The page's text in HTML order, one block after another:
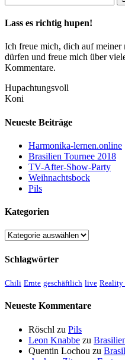
Lass es richtig hupen!
Ich freue mich, dich auf meiner
dürfen und freue mich über
Kommentare.
Hupachtungsvoll
Koni
Neueste Beiträge
Harmonika-lernen.online
Brasilien Tournee 2018
TV-After-Show-Party
Weihnachtsbock
Pils
Kategorien
Kategorien
Schlagwörter
Chili Ernte geschäftlich live Reality
Neueste Kommentare
Röschl zu Pils
Leon Knabbe zu
Quentin Lochou zu